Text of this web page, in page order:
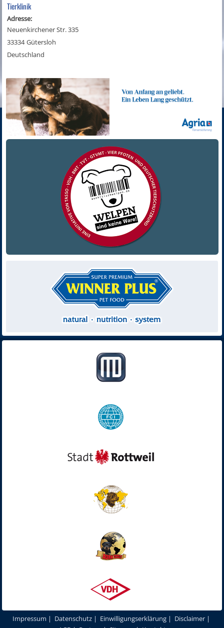
Tierklinik
Adresse:
Neuenkirchener Str. 335
33334 Gütersloh
Deutschland
Impressum | Datenschutz | Einwilligungserklärung | Disclaimer |